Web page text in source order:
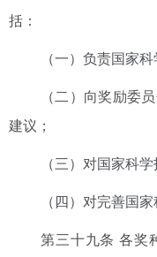
括：
（一）负责国家
（二）向奖励委
建议；
（三）对国家科
（四）对完善国
第三十九条 各奖